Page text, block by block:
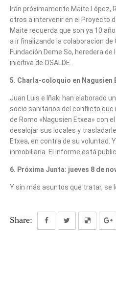
Irán próximamente Maite López,
otros a intervenir en el Proyecto
Maite recuerda que son ya 10
a ir finalizando la colaboracion
Fundación Deme So, heredera
inicitiva de OSALDE.
5. Charla-coloquio en Nagusien
Juan Luis e Iñaki han elaborado
socio sanitarios del conflicto
de Romo «Nagusien Etxea» con
desalojar sus locales y
Etxea, en contra de su voluntad.
inmobiliaria. El informe está
6. Próxima Junta: jueves 8 de
Y sin más asuntos que tratar, se
Share: